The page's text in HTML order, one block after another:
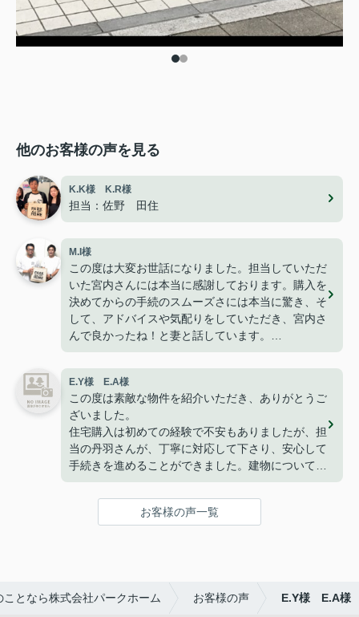
他のお客様の声を見る
K.K様 K.R様
担当：佐野 田住
M.I様
この度は大変お世話になりました。担当していただ
いた宮内さんには本当に感謝しております。購入を
決めてからの手続のスムーズさには本当に驚き、そ
して、アドバイスや気配りをしていただき、宮内さ
んで良かったね！と妻と話しています。
今は無事に引越しも終わり、快適に過ごせて楽しく
暮らせております。
こうして、なにもトラブルや問題も無くここまで家
探しが出来た事はパークホームさんのおかげだと思
っております。
ありがとうございました。
E.Y様 E.A様
この度は素敵な物件を紹介いただき、ありがとうご
ざいました。
住宅購入は初めての経験で不安もありましたが、担
当の丹羽さんが、丁寧に対応して下さり、安心して
手続きを進めることができました。建物についても
満足しており、家族で新しい生活を始めることを楽
しみにしています。
改めて、ありがとうございました。
お客様の声一覧
となら株式会社パークホーム お客様の声 E.Y様 E.A様